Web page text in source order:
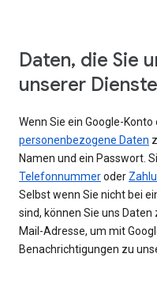
Daten, die Sie
unserer
Wenn Sie ein Google-
personenbezogene Daten
Namen und ein Passwort.
Telefonnummeroder
Selbst wenn Sie nicht bei
sind, können Sie uns
Mail-Adresse, um mit
Benachrichtigungen zu